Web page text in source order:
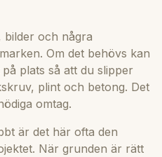
och några
Om det behövs kan
plats så att du slipper
plint och betong. Det
omtag.
är det här ofta den
När grunden är rätt